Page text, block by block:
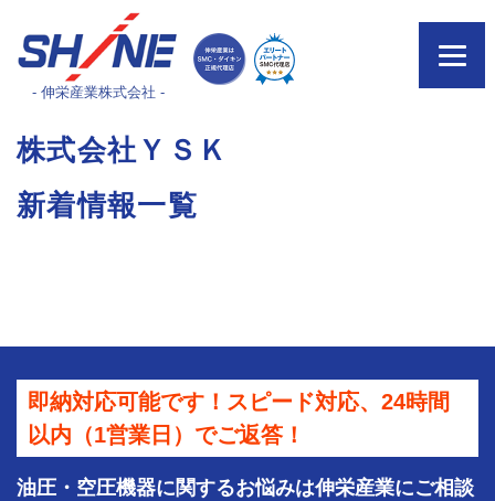
- 伸栄産業株式会社 -
株式会社ＹＳＫ
新着情報一覧
即納対応可能です！スピード対応、24時間
以内（1営業日）でご返答！
油圧・空圧機器に関するお悩みは伸栄産業にご相談